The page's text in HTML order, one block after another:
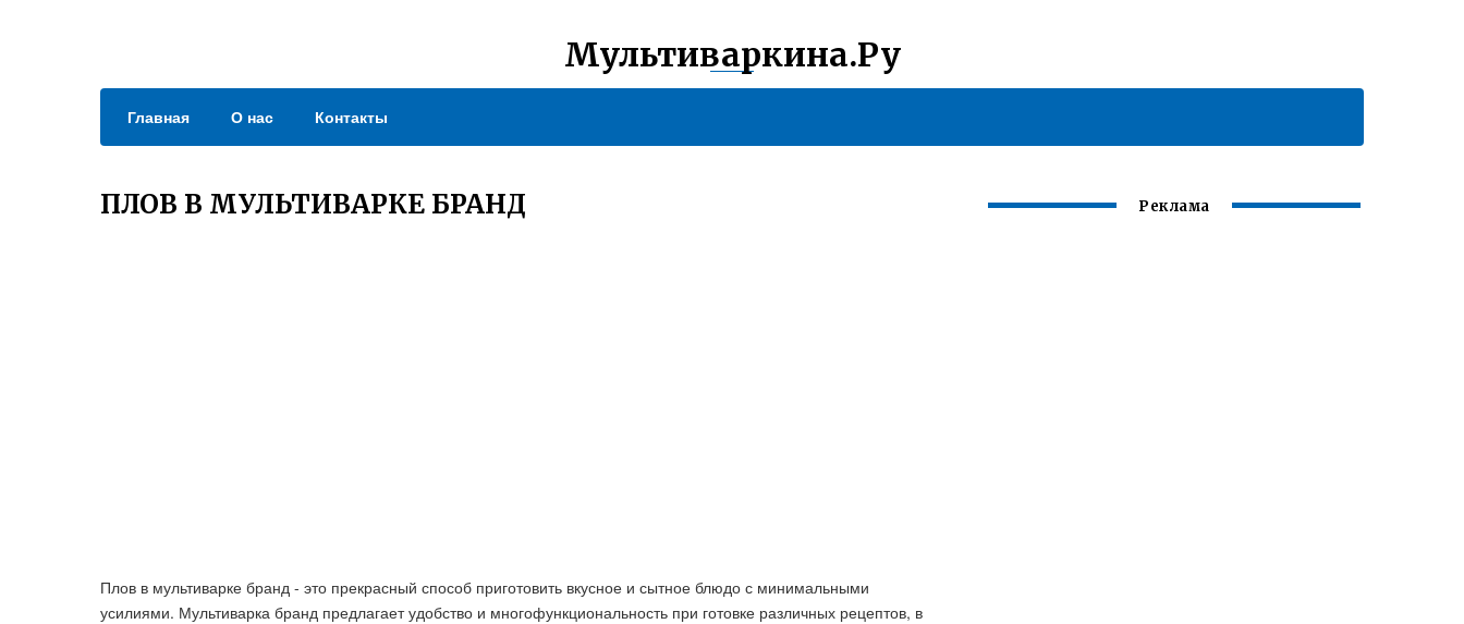
Мультиваркина.Ру
Главная О нас Контакты
ПЛОВ В МУЛЬТИВАРКЕ БРАНД
Плов в мультиварке бранд - это прекрасный способ приготовить вкусное и сытное блюдо с минимальными
усилиями. Мультиварка бранд предлагает удобство и многофункциональность при готовке различных рецептов, в
Реклама